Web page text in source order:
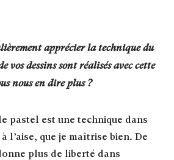
apprécier la technique du
vos dessins sont réalisés avec cette
nous en dire plus ?
pastel est une technique dans
l’aise, que je maîtrise bien. De
plus de liberté dans